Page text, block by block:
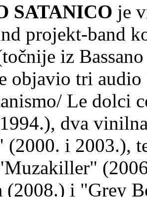
SATANICO je
projekt-band
iz
objavio tri
Le dolci
dva
(2000. i 2003.),
(2008.) i "Grey